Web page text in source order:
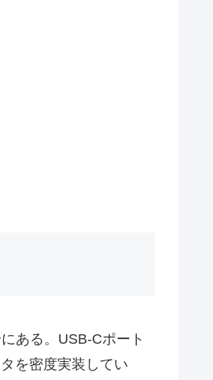
ある。USB-Cポート
を密度実装してい